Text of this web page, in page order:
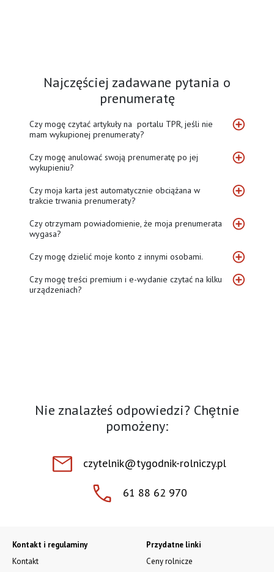
Najczęściej zadawane pytania o
prenumeratę
Czy mogę czytać artykuły na portalu TPR, jeśli nie
mam wykupionej prenumeraty?
Czy mogę anulować swoją prenumeratę po jej
wykupieniu?
Czy moja karta jest automatycznie obciążana w
trakcie trwania prenumeraty?
Czy otrzymam powiadomienie, że moja prenumerata
wygasa?
Czy mogę dzielić moje konto z innymi osobami.
Czy mogę treści premium i e-wydanie czytać na kilku
urządzeniach?
Nie znalazłeś odpowiedzi? Chȩtnie
pomożeny:
czytelnik@tygodnik-rolniczy.pl
61 88 62 970
Kontakt i regulaminy
Kontakt
Przydatne linki
Ceny rolnicze